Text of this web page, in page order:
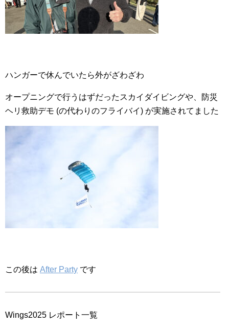
ハンガーで休んでいたら外がざわざわ
オープニングで行うはずだったスカイダイビングや、防災
ヘリ救助デモ (の代わりのフライバイ) が実施されてました
この後は After Party です
Wings2025 レポート一覧